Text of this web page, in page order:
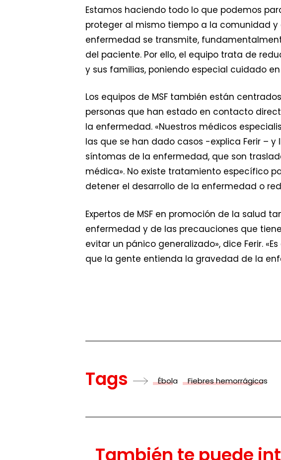
Estamos haciendo todo lo que podemos
proteger al mismo tiempo a la comunidad y
enfermedad se transmite,
del paciente. Por ello, el equipo trata de
y sus familias, poniendo especial cuidado
Los equipos de MSF también están
personas que han estado en contacto
la enfermedad. «Nuestros médicos
las que se han dado casos -explica Ferir –
síntomas de la enfermedad, que son
médica». No existe tratamiento específico
detener el desarrollo de la enfermedad o
Expertos de MSF en promoción de la salud
enfermedad y de las precauciones que
evitar un pánico generalizado», dice Ferir.
que la gente entienda la gravedad de la
Tags Ébola Fiebres hemorrágicas
También te puede